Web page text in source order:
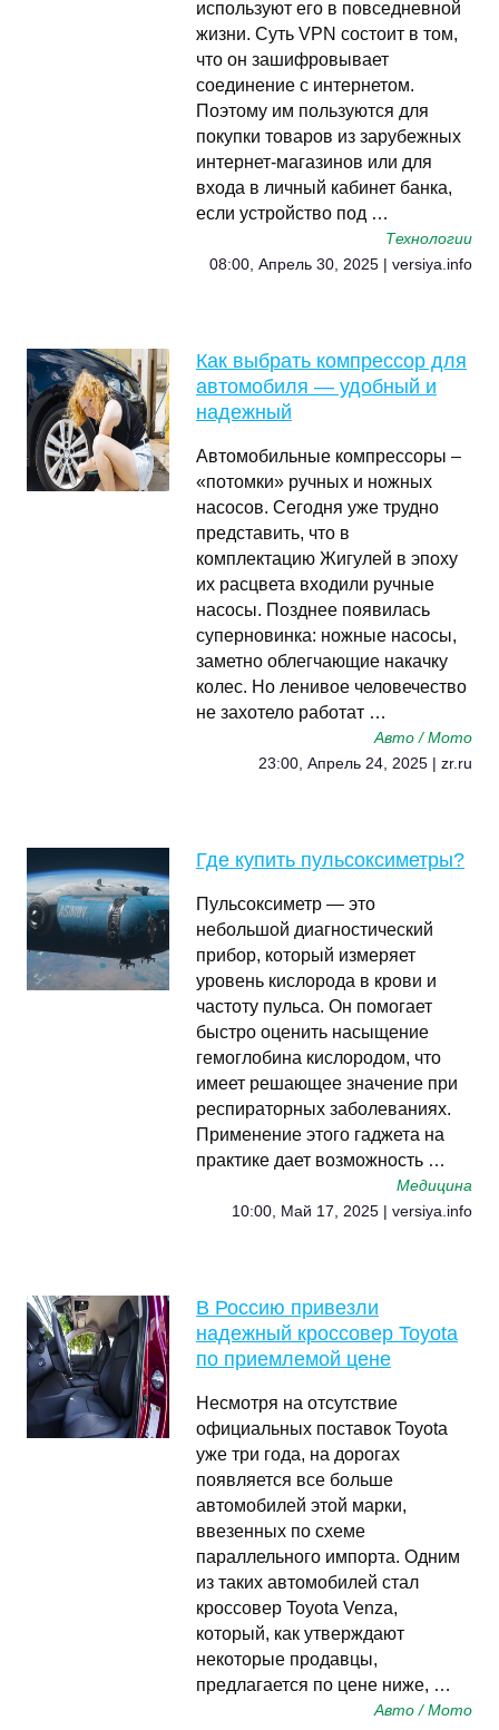
используют его в повседневной
жизни. Суть VPN состоит в том,
что он зашифровывает
соединение с интернетом.
Поэтому им пользуются для
покупки товаров из зарубежных
интернет-магазинов или для
входа в личный кабинет банка,
если устройство под …
Технологии
08:00, Апрель 30, 2025 | versiya.info
Как выбрать компрессор для
автомобиля — удобный и
надежный
Автомобильные компрессоры –
«потомки» ручных и ножных
насосов. Сегодня уже трудно
представить, что в
комплектацию Жигулей в эпоху
их расцвета входили ручные
насосы. Позднее появилась
суперновинка: ножные насосы,
заметно облегчающие накачку
колес. Но ленивое человечество
не захотело работат …
Авто / Мото
23:00, Апрель 24, 2025 | zr.ru
Где купить пульсоксиметры?
Пульсоксиметр — это
небольшой диагностический
прибор, который измеряет
уровень кислорода в крови и
частоту пульса. Он помогает
быстро оценить насыщение
гемоглобина кислородом, что
имеет решающее значение при
респираторных заболеваниях.
Применение этого гаджета на
практике дает возможность …
Медицина
10:00, Май 17, 2025 | versiya.info
В Россию привезли
надежный кроссовер Toyota
по приемлемой цене
Несмотря на отсутствие
официальных поставок Toyota
уже три года, на дорогах
появляется все больше
автомобилей этой марки,
ввезенных по схеме
параллельного импорта. Одним
из таких автомобилей стал
кроссовер Toyota Venza,
который, как утверждают
некоторые продавцы,
предлагается по цене ниже, …
Авто / Мото